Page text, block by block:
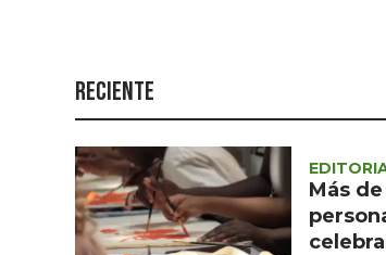
Política
Turismo
Asuntos Sociales
Estilo de vida
Reciente
Más de